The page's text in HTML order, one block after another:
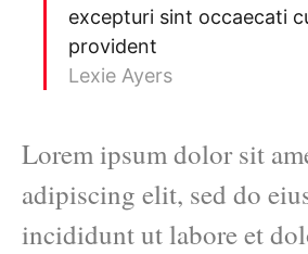
excepturi sint occaecati
provident
Lexie Ayers
Lorem ipsum dolor sit
adipiscing elit, sed do
incididunt ut labore et